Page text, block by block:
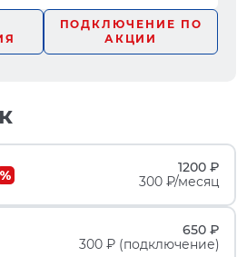
ПОДКЛЮЧЕНИЕ ПО
АКЦИИ
1200 ₽
300 ₽/месяц
650 ₽
300 ₽ (подключение)